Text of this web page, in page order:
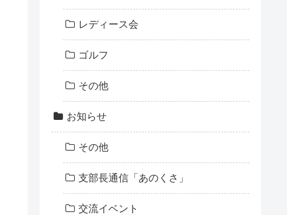
レディース会
ゴルフ
その他
お知らせ
その他
支部長通信「あのくさ」
交流イベント